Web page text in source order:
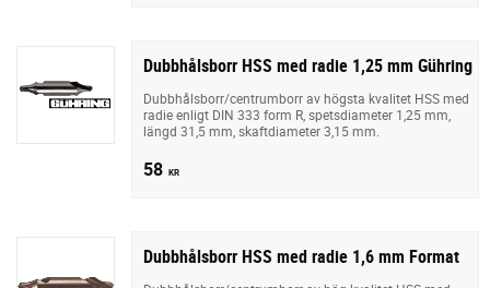
Dubbhålsborr HSS med radie 1,25 mm Gühring
Dubbhålsborr/centrumborr av högsta kvalitet HSS med
radie enligt DIN 333 form R, spetsdiameter 1,25 mm,
längd 31,5 mm, skaftdiameter 3,15 mm.
58 KR
Dubbhålsborr HSS med radie 1,6 mm Format